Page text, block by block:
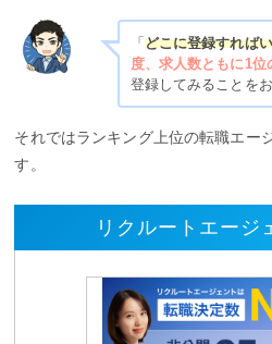
「どこに登録すれば
度、求人数ともに1位
登録してみることを
それではランキング上位の転職エー
す。
リクルートエージ